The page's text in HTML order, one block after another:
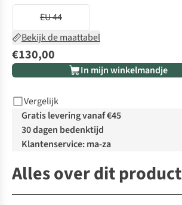
EU 44
Bekijk de maattabel
€130,00
In mijn winkelmandje
Vergelijk
Gratis levering vanaf €45
30 dagen bedenktijd
Klantenservice: ma-za
Alles over dit product